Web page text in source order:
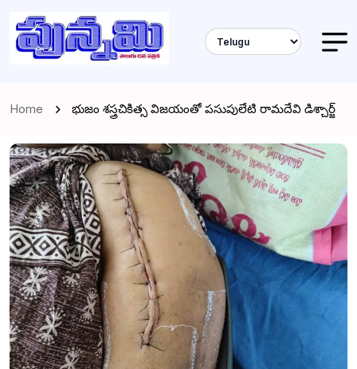
Home భుజం శస్త్రచికిత్స విజయంతో పసుపులేటి రామదేవి డిశ్చార్జ్